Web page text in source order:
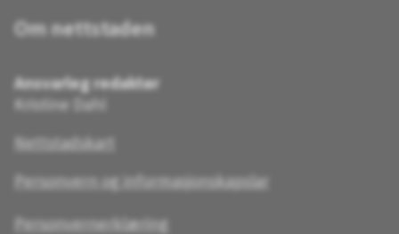
Om nettstaden
Ansvarleg redaktør
Kristine Dahl
Nettstadskart
Personvern og informasjonskapslar
Personvernerklæring